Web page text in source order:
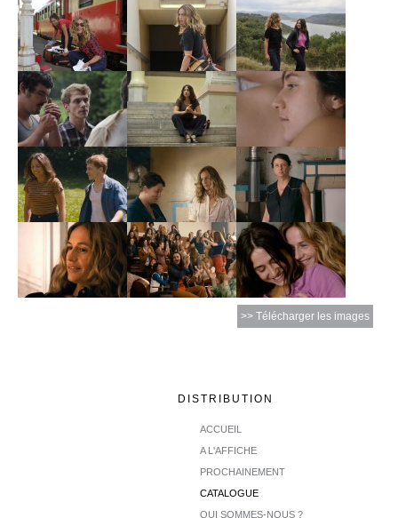
>> Télécharger les images
DISTRIBUTION
ACCUEIL
A L'AFFICHE
PROCHAINEMENT
CATALOGUE
QUI SOMMES-NOUS ?